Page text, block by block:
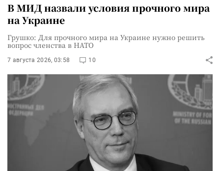
В МИД назвали условия прочного мира
на Украине
Грушко: Для прочного мира на Украине нужно решить
вопрос членства в НАТО
7 августа 2026, 03:58 10